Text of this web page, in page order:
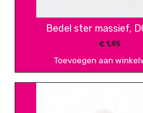
Bedel ster massief,
€1,95
Toevoegen aan